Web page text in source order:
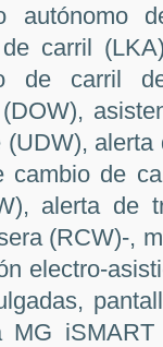
autónomo
carril
de carril
de
alerta de
(RCW)-,
electro-
MG